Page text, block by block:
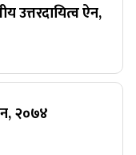
उत्तरदायित्व ऐन,
२०७४